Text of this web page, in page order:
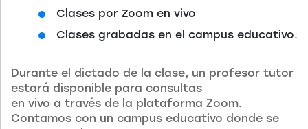
Clases por Zoom en vivo
Clases grabadas en el campus educativo.
Durante el dictado de la clase, un profesor tutor
estará disponible para consultas
en vivo a través de la plataforma Zoom.
Contamos con un campus educativo donde se